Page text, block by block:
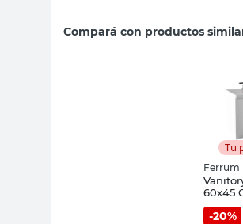
Compará con productos
Tu
Ferrum
60x45
-20%